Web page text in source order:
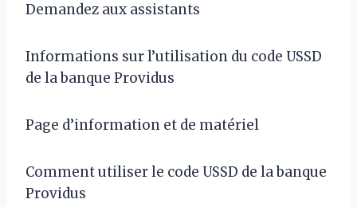
Demandez aux assistants
Informations sur l’utilisation du code USSD
de la banque Providus
Page d’information et de matériel
Comment utiliser le code USSD de la banque
Providus